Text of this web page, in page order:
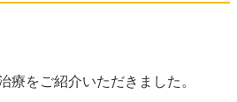
療をご紹介いただきました。